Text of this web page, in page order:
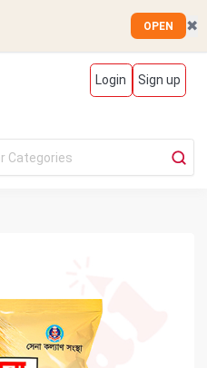
OPEN ✖
Login Sign up